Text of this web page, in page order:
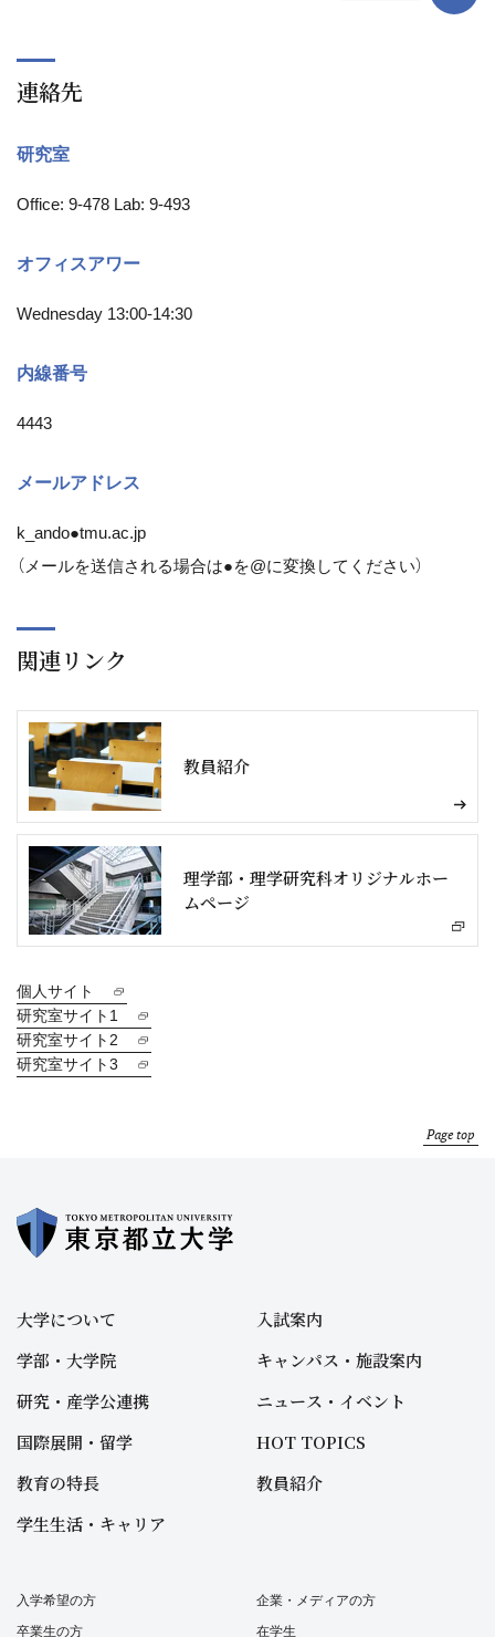
連絡先
研究室
Office: 9-478 Lab: 9-493
オフィスアワー
Wednesday 13:00-14:30
内線番号
4443
メールアドレス
k_ando●tmu.ac.jp
（メールを送信される場合は●を@に変換してください）
関連リンク
教員紹介
理学部・理学研究科オリジナルホー
ムページ
個人サイト
研究室サイト1
研究室サイト2
研究室サイト3
Page top
大学について
学部・大学院
研究・産学公連携
国際展開・留学
教育の特長
学生生活・キャリア
入試案内
キャンパス・施設案内
ニュース・イベント
HOT TOPICS
教員紹介
入学希望の方
卒業生の方
企業・メディアの方
在学生